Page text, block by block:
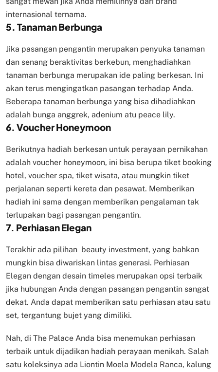
internasional ternama.
5. Tanaman Berbunga
Jika pasangan pengantin merupakan penyuka tanaman
dan senang beraktivitas berkebun, menghadiahkan
tanaman berbunga merupakan ide paling berkesan. Ini
akan terus mengingatkan pasangan terhadap Anda.
Beberapa tanaman berbunga yang bisa dihadiahkan
adalah bunga anggrek, adenium atu peace lily.
6. Voucher Honeymoon
Berikutnya hadiah berkesan untuk perayaan pernikahan
adalah voucher honeymoon, ini bisa berupa tiket booking
hotel, voucher spa, tiket wisata, atau mungkin tiket
perjalanan seperti kereta dan pesawat. Memberikan
hadiah ini sama dengan memberikan pengalaman tak
terlupakan bagi pasangan pengantin.
7. Perhiasan Elegan
Terakhir ada pilihan beauty investment, yang bahkan
mungkin bisa diwariskan lintas generasi. Perhiasan
Elegan dengan desain timeles merupakan opsi terbaik
jika hubungan Anda dengan pasangan pengantin sangat
dekat. Anda dapat memberikan satu perhiasan atau satu
set, tergantung bujet yang dimiliki.
Nah, di The Palace Anda bisa menemukan perhiasan
terbaik untuk dijadikan hadiah perayaan menikah. Salah
satu koleksinya ada Liontin Moela Modela Ranca, kalung